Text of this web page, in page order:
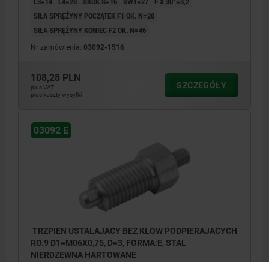
SIŁA SPRĘŻYNY POCZĄTEK F1 OK. N=20
SIŁA SPRĘŻYNY KONIEC F2 OK. N=46
Nr zamówienia: 03092-1516
108,28 PLN
plus VAT
plus koszty wysyłki
SZCZEGÓŁY
03092 E
TRZPIEN USTALAJACY BEZ KLOW PODPIERAJACYCH
RO.9 D1=M06X0,75, D=3, FORMA:E, STAL
NIERDZEWNA HARTOWANE